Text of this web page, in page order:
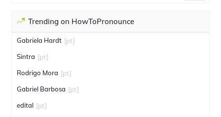
Trending on HowToPronounce
Gabriela Hardt [pt]
Sintra [pt]
Rodrigo Mora [pt]
Gabriel Barbosa [pt]
edital [pt]